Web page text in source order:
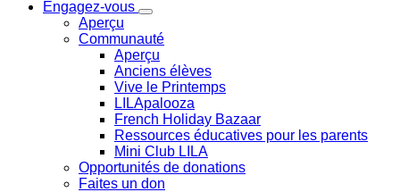
Engagez-vous
Aperçu
Communauté
Aperçu
Anciens élèves
Vive le Printemps
LILApalooza
French Holiday Bazaar
Ressources éducatives pour les parents
Mini Club LILA
Opportunités de donations
Faites un don